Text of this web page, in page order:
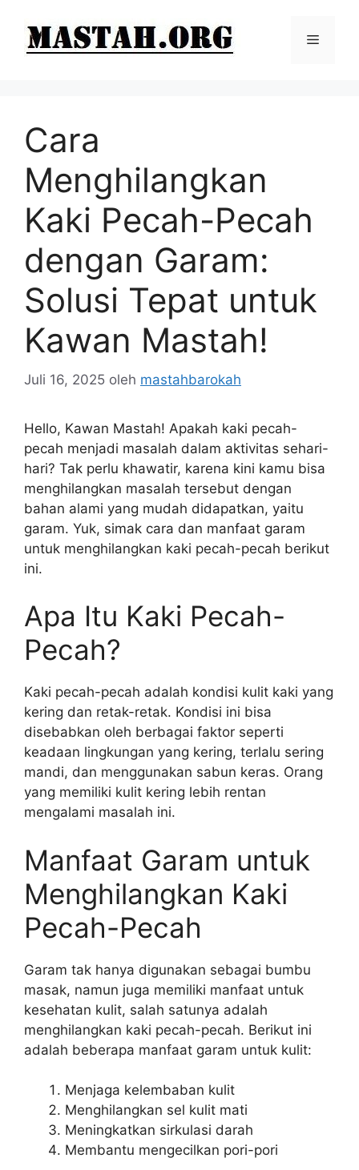
Menu
Cara
Menghilangkan
Kaki Pecah-Pecah
dengan Garam:
Solusi Tepat untuk
Kawan Mastah!
Juli 16, 2025 oleh mastahbarokah
Hello, Kawan Mastah! Apakah kaki pecah-
pecah menjadi masalah dalam aktivitas sehari-
hari? Tak perlu khawatir, karena kini kamu bisa
menghilangkan masalah tersebut dengan
bahan alami yang mudah didapatkan, yaitu
garam. Yuk, simak cara dan manfaat garam
untuk menghilangkan kaki pecah-pecah berikut
ini.
Apa Itu Kaki Pecah-
Pecah?
Kaki pecah-pecah adalah kondisi kulit kaki yang
kering dan retak-retak. Kondisi ini bisa
disebabkan oleh berbagai faktor seperti
keadaan lingkungan yang kering, terlalu sering
mandi, dan menggunakan sabun keras. Orang
yang memiliki kulit kering lebih rentan
mengalami masalah ini.
Manfaat Garam untuk
Menghilangkan Kaki
Pecah-Pecah
Garam tak hanya digunakan sebagai bumbu
masak, namun juga memiliki manfaat untuk
kesehatan kulit, salah satunya adalah
menghilangkan kaki pecah-pecah. Berikut ini
adalah beberapa manfaat garam untuk kulit:
Menjaga kelembaban kulit
Menghilangkan sel kulit mati
Meningkatkan sirkulasi darah
Membantu mengecilkan pori-pori